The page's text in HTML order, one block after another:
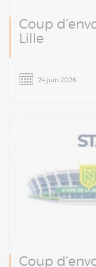
Coup
Lille
Le Stadium
24 juin24 juin 2026
Coup